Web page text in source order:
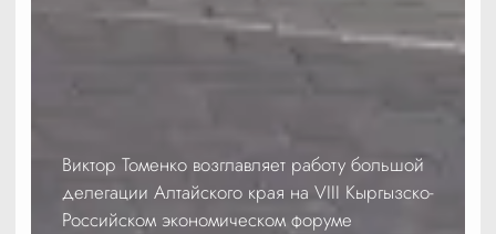
Виктор Томенко возглавляет работу большой
делегации Алтайского края на VIII Кыргызско-
Российском экономическом форуме